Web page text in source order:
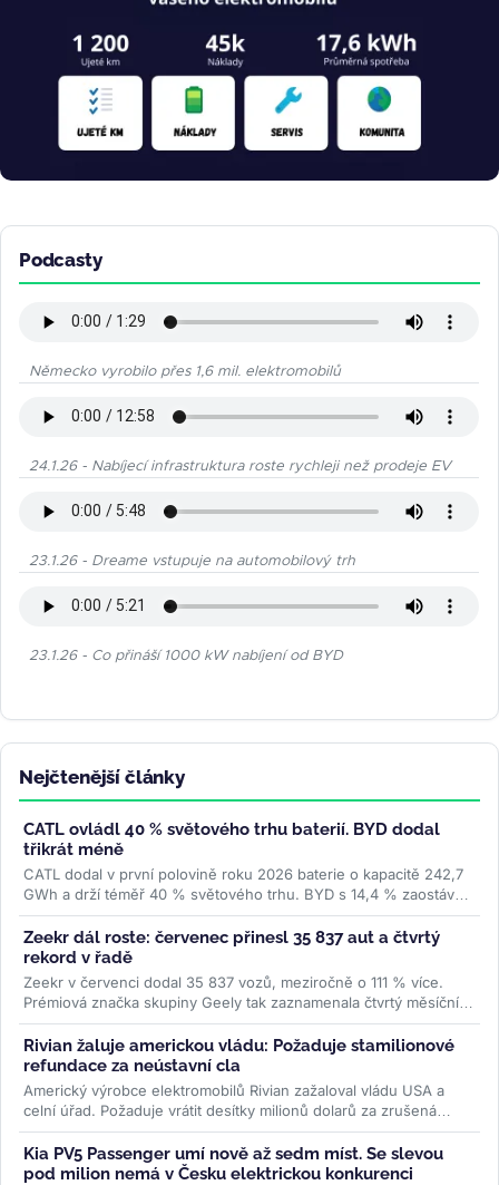
Podcasty
Německo vyrobilo přes 1,6 mil. elektromobilů
24.1.26 - Nabíjecí infrastruktura roste rychleji než prodeje EV
23.1.26 - Dreame vstupuje na automobilový trh
23.1.26 - Co přináší 1000 kW nabíjení od BYD
Nejčtenější články
CATL ovládl 40 % světového trhu baterií. BYD dodal
třikrát méně
CATL dodal v první polovině roku 2026 baterie o kapacitě 242,7
GWh a drží téměř 40 % světového trhu. BYD s 14,4 % zaostává
trojnásobně....>>
Zeekr dál roste: červenec přinesl 35 837 aut a čtvrtý
rekord v řadě
Zeekr v červenci dodal 35 837 vozů, meziročně o 111 % více.
Prémiová značka skupiny Geely tak zaznamenala čtvrtý měsíční
rekord po...>>
Rivian žaluje americkou vládu: Požaduje stamilionové
refundace za neústavní cla
Americký výrobce elektromobilů Rivian zažaloval vládu USA a
celní úřad. Požaduje vrátit desítky milionů dolarů za zrušená
Trumpova...>>
Kia PV5 Passenger umí nově až sedm míst. Se slevou
pod milion nemá v Česku elektrickou konkurenci